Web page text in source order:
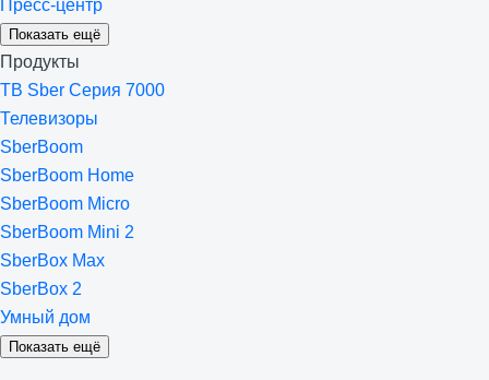
Пресс-центр
Показать ещё
Продукты
ТВ Sber Серия 7000
Телевизоры
SberBoom
SberBoom Home
SberBoom Micro
SberBoom Mini 2
SberBox Max
SberBox 2
Умный дом
Показать ещё